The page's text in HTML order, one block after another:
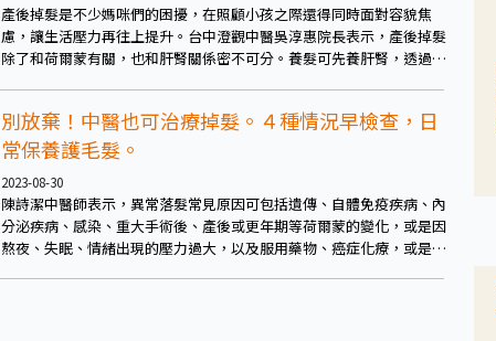
產後掉髮是不少媽咪們的困擾，在照顧小孩之際還得同時面對容貌焦
慮，讓生活壓力再往上提升。台中澄觀中醫吳淳惠院長表示，產後掉髮
除了和荷爾蒙有關，也和肝腎關係密不可分。養髮可先養肝腎，透過中
別放棄！中醫也可治療掉髮。４種情況早檢查，日
常保養護毛髮。
2023-08-30
陳詩潔中醫師表示，異常落髮常見原因可包括遺傳、自體免疫疾病、內
分泌疾病、感染、重大手術後、產後或更年期等荷爾蒙的變化，或是因
熬夜、失眠、情緒出現的壓力過大，以及服用藥物、癌症化療，或是過